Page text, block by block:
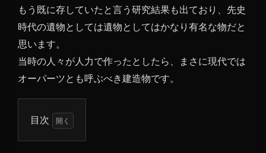
もう既に存していたと言う研究結果も出ており、先史
時代の遺物としては遺物としてはかなり有名な物だと
思います。
当時の人々が人力で作ったとしたら、まさに現代では
オーパーツとも呼ぶべき建造物です。
目次